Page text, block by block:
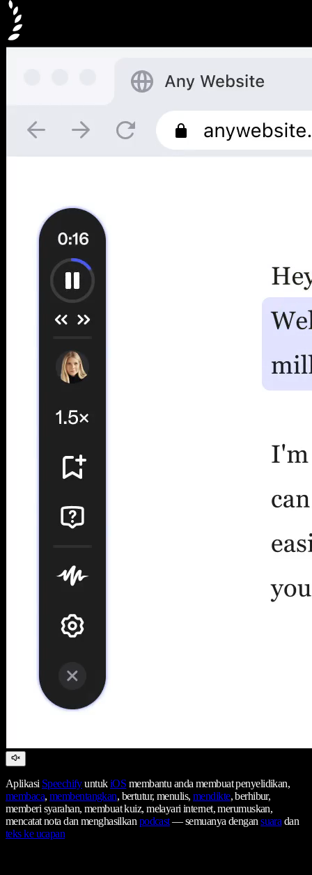
Aplikasi SpeechifyuntukiOS membantu anda membuat penyelidikan,
membaca, membentangkan, bertutur, menulis, mendikte, berhibur,
memberi syarahan, membuat kuiz, melayari internet, merumuskan,
mencatat nota dan menghasilkanpodcast— semuanya dengansuaradan
teks ke ucapan